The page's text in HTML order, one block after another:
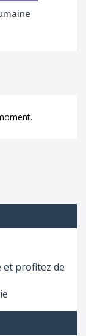
profitez de